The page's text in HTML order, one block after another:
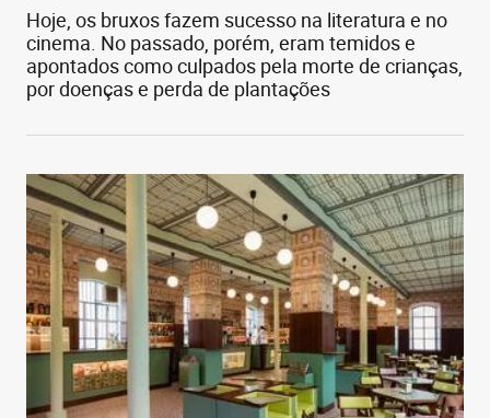
Hoje, os bruxos fazem sucesso na literatura e no
cinema. No passado, porém, eram temidos e
apontados como culpados pela morte de crianças,
por doenças e perda de plantações